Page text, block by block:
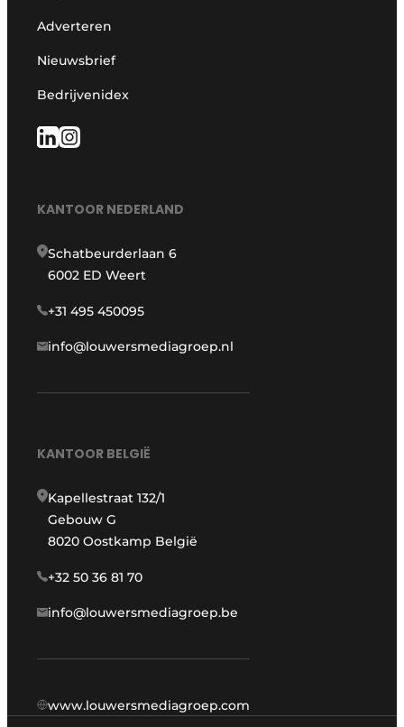
Adverteren
Nieuwsbrief
Bedrijvenidex
KANTOOR NEDERLAND
Schatbeurderlaan 6
6002 ED Weert
+31 495 450095
info@louwersmediagroep.nl
KANTOOR BELGIË
Kapellestraat 132/1
Gebouw G
8020 Oostkamp België
+32 50 36 81 70
info@louwersmediagroep.be
www.louwersmediagroep.com